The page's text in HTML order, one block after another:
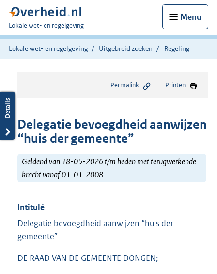
Menu
U
bent
hier:
Lokale wet- en regelgeving
Lokale wet- en regelgeving Uitgebreid zoeken Regeling
Permalink Printen
Delegatie bevoegdheid aanwijzen
“huis der gemeente”
Geldend van 18-05-2026 t/m heden met terugwerkende
kracht vanaf 01-01-2008
Intitulé
Delegatie bevoegdheid aanwijzen “huis der
gemeente”
DE RAAD VAN DE GEMEENTE DONGEN;